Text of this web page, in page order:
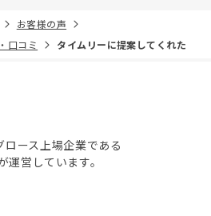
お客様の声
口コミ
タイムリーに提案してくれた
ロース上場企業である
営しています。